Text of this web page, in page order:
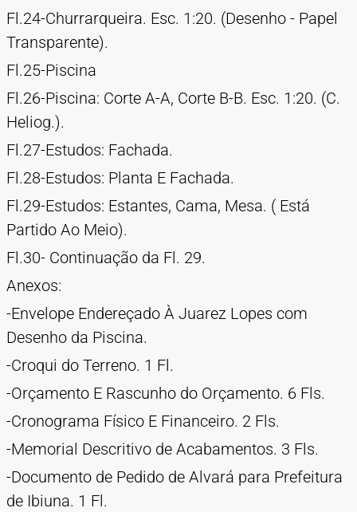
Fl.24-Churrarqueira. Esc. 1:20. (Desenho - Papel
Transparente).
Fl.25-Piscina
Fl.26-Piscina: Corte A-A, Corte B-B. Esc. 1:20. (C.
Heliog.).
Fl.27-Estudos: Fachada.
Fl.28-Estudos: Planta E Fachada.
Fl.29-Estudos: Estantes, Cama, Mesa. ( Está
Partido Ao Meio).
Fl.30- Continuação da Fl. 29.
Anexos:
-Envelope Endereçado À Juarez Lopes com
Desenho da Piscina.
-Croqui do Terreno. 1 Fl.
-Orçamento E Rascunho do Orçamento. 6 Fls.
-Cronograma Físico E Financeiro. 2 Fls.
-Memorial Descritivo de Acabamentos. 3 Fls.
-Documento de Pedido de Alvará para Prefeitura
de Ibiuna. 1 Fl.